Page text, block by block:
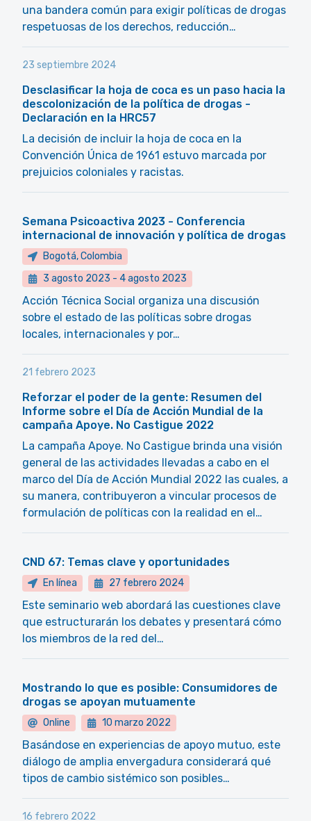
una bandera común para exigir políticas de drogas
respetuosas de los derechos, reducción…
23 septiembre 2024
Desclasificar la hoja de coca es un paso hacia la
descolonización de la política de drogas -
Declaración en la HRC57
La decisión de incluir la hoja de coca en la
Convención Única de 1961 estuvo marcada por
prejuicios coloniales y racistas.
Semana Psicoactiva 2023 - Conferencia
internacional de innovación y política de drogas
Bogotá, Colombia
3 agosto 2023 - 4 agosto 2023
Acción Técnica Social organiza una discusión
sobre el estado de las políticas sobre drogas
locales, internacionales y por…
21 febrero 2023
Reforzar el poder de la gente: Resumen del
Informe sobre el Día de Acción Mundial de la
campaña Apoye. No Castigue 2022
La campaña Apoye. No Castigue brinda una visión
general de las actividades llevadas a cabo en el
marco del Día de Acción Mundial 2022 las cuales, a
su manera, contribuyeron a vincular procesos de
formulación de políticas con la realidad en el…
CND 67: Temas clave y oportunidades
En línea 27 febrero 2024
Este seminario web abordará las cuestiones clave
que estructurarán los debates y presentará cómo
los miembros de la red del…
Mostrando lo que es posible: Consumidores de
drogas se apoyan mutuamente
Online 10 marzo 2022
Basándose en experiencias de apoyo mutuo, este
diálogo de amplia envergadura considerará qué
tipos de cambio sistémico son posibles…
16 febrero 2022